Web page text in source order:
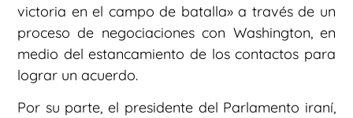
victoria en el campo de batalla» a través de un
proceso de negociaciones con Washington, en
medio del estancamiento de los contactos para
lograr un acuerdo.
Por su parte, el presidente del Parlamento iraní,